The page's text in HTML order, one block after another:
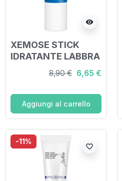
visibility
XEMOSE STICK
IDRATANTE LABBRA
8,90 € 6,65 €
Aggiungi al carrello
-11%
favorite_border